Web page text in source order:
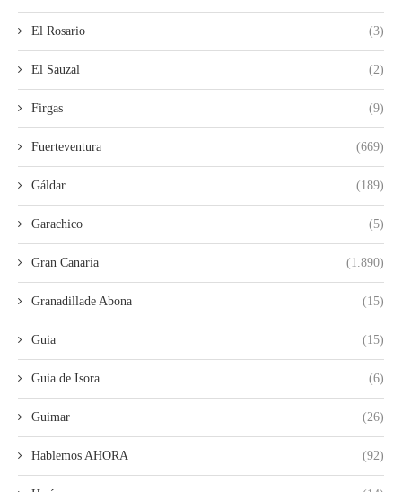
El Rosario (3)
El Sauzal (2)
Firgas (9)
Fuerteventura (669)
Gáldar (189)
Garachico (5)
Gran Canaria (1.890)
Granadillade Abona (15)
Guia (15)
Guia de Isora (6)
Guimar (26)
Hablemos AHORA (92)